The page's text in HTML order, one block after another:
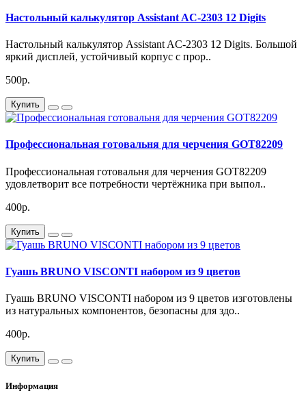
Настольный калькулятор Assistant AC-2303 12 Digits
Настольный калькулятор Assistant AC-2303 12 Digits. Большой
яркий дисплей, устойчивый корпус с прор..
500р.
Купить
Профессиональная готовальня для черчения GOT82209
Профессиональная готовальня для черчения GOT82209
удовлетворит все потребности чертёжника при выпол..
400р.
Купить
Гуашь BRUNO VISCONTI набором из 9 цветов
Гуашь BRUNO VISCONTI набором из 9 цветов изготовлены
из натуральных компонентов, безопасны для здо..
400р.
Купить
Информация